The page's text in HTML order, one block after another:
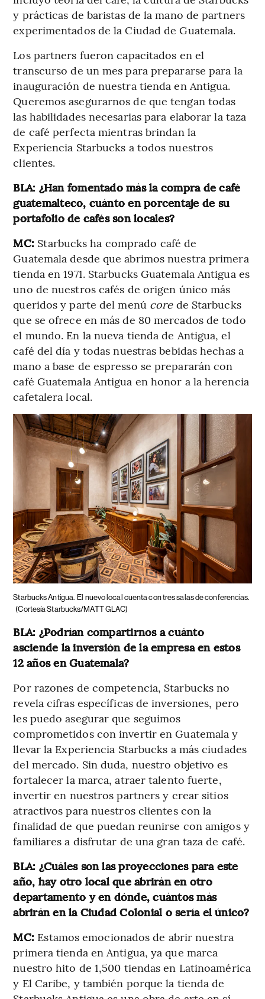
y prácticas de baristas de la mano de partners
experimentados de la Ciudad de Guatemala.
Los partners fueron capacitados en el
transcurso de un mes para prepararse para la
inauguración de nuestra tienda en Antigua.
Queremos asegurarnos de que tengan todas
las habilidades necesarias para elaborar la taza
de café perfecta mientras brindan la
Experiencia Starbucks a todos nuestros
clientes.
BLA: ¿Han fomentado más la compra de café
guatemalteco, cuánto en porcentaje de su
portafolio de cafés son locales?
MC: Starbucks ha comprado café de
Guatemala desde que abrimos nuestra primera
tienda en 1971. Starbucks Guatemala Antigua es
uno de nuestros cafés de origen único más
queridos y parte del menú corede Starbucks
que se ofrece en más de 80 mercados de todo
el mundo. En la nueva tienda de Antigua, el
café del día y todas nuestras bebidas hechas a
mano a base de espresso se prepararán con
café Guatemala Antigua en honor a la herencia
cafetalera local.
Starbucks Antigua. El nuevo local cuenta con tres salas de conferencias.
(Cortesía Starbucks/MATT GLAC)
BLA: ¿Podrían compartirnos a cuánto
asciende la inversión de la empresa en estos
12 años en Guatemala?
Por razones de competencia, Starbucks no
revela cifras específicas de inversiones, pero
les puedo asegurar que seguimos
comprometidos con invertir en Guatemala y
llevar la Experiencia Starbucks a más ciudades
del mercado. Sin duda, nuestro objetivo es
fortalecer la marca, atraer talento fuerte,
invertir en nuestros partners y crear sitios
atractivos para nuestros clientes con la
finalidad de que puedan reunirse con amigos y
familiares a disfrutar de una gran taza de café.
BLA: ¿Cuáles son las proyecciones para este
año, hay otro local que abrirán en otro
departamento y en dónde, cuántos más
abrirán en la Ciudad Colonial o sería el único?
MC: Estamos emocionados de abrir nuestra
primera tienda en Antigua, ya que marca
nuestro hito de 1,500 tiendas en Latinoamérica
y El Caribe, y también porque la tienda de